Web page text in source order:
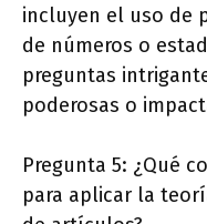
incluyen el uso de
de números o
preguntas
poderosas o
Pregunta 5: ¿Qué
para aplicar la